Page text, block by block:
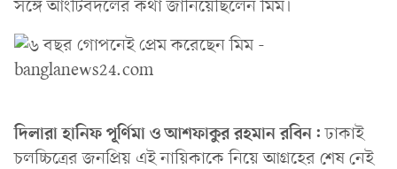
সঙ্গে আংটিবদলের কথা জানিয়েছিলেন মিম।
দিলারা হানিফ পূর্ণিমা ও আশফাকুর রহমান রবিন:ঢাকাই
চলচ্চিত্রের জনপ্রিয় এই নায়িকাকে নিয়ে আগ্রহের শেষ নেই